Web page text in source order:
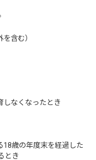
含む）
しなくなったとき
18歳の年度末を経過した
とき